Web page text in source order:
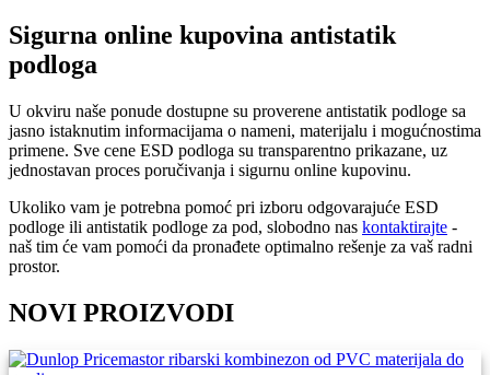
Sigurna online kupovina antistatik
podloga
U okviru naše ponude dostupne su proverene antistatik podloge sa
jasno istaknutim informacijama o nameni, materijalu i mogućnostima
primene. Sve cene ESD podloga su transparentno prikazane, uz
jednostavan proces poručivanja i sigurnu online kupovinu.
Ukoliko vam je potrebna pomoć pri izboru odgovarajuće ESD
podloge ili antistatik podloge za pod, slobodno nas kontaktirajte -
naš tim će vam pomoći da pronađete optimalno rešenje za vaš radni
prostor.
NOVI PROIZVODI